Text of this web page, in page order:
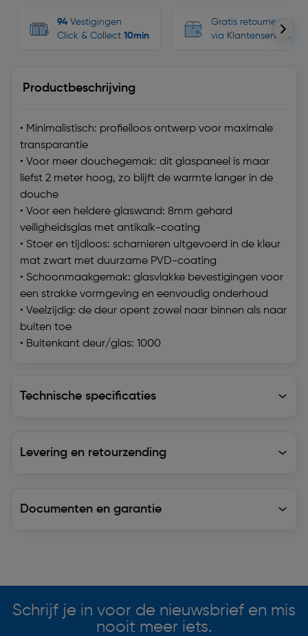
94 Vestigingen
Click & Collect 10min
Gratis retourneren,
via Klantenservice
Productbeschrijving
• Minimalistisch: profielloos ontwerp voor maximale
transparantie
• Voor meer douchegemak: dit glaspaneel is maar
liefst 2 meter hoog, zo blijft de warmte langer in de
douche
• Voor een heldere glaswand: 8mm gehard
veiligheidsglas met antikalk-coating
• Stoer en tijdloos: scharnieren uitgevoerd in de kleur
mat zwart met duurzame PVD-coating
• Schoonmaakgemak: glasvlakke bevestigingen voor
een strakke vormgeving en eenvoudig onderhoud
• Veelzijdig: de deur opent zowel naar binnen als naar
buiten toe
• Buitenkant deur/glas: 1000
Technische specificaties
Levering en retourzending
Documenten en garantie
Schrijf je in voor de nieuwsbrief en mis
nooit meer iets.